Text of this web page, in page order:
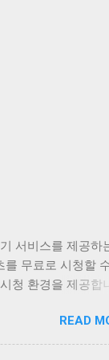
서비스를 제공하
를 무료로 시청할
청 환경을 제공합
다. 다양한 콘텐츠
만족도를 높이고
READ